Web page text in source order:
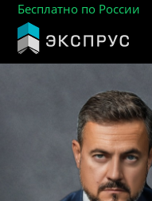
Бесплатно по России